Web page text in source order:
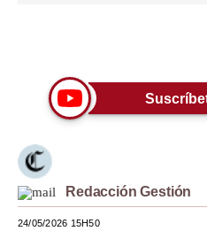
Lujo
Moda
Estilos
Redacción Gestión
24/05/2026 15H50